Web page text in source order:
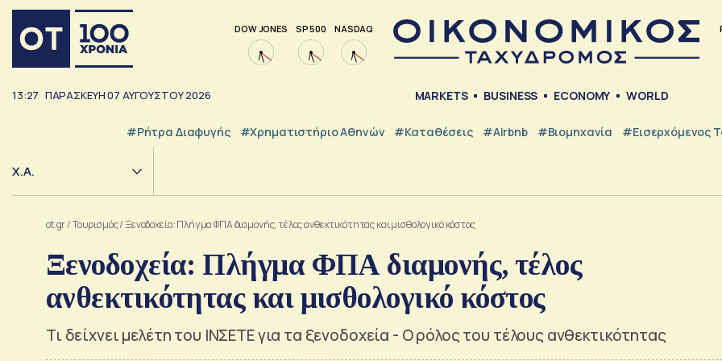
DOW JONES SP 500 NASDAQ
13:27 ΠΑΡΑΣΚΕΥΗ07 ΑΥΓΟΥΣΤΟΥ2026 MARKETS BUSINESS ECONOMY WORLD
#ρήτρα Διαφυγής #Χρηματιστήριο Αθηνών #Καταθέσεις #Airbnb #Βιομηχανία #εισερχόμενος
Χ.Α.
ot.gr/Τουρισμός/ Ξενοδοχεία: Πλήγμα ΦΠΑ διαμονής, τέλος ανθεκτικότητας και μισθολογικό κόστος
Ξενοδοχεία: Πλήγμα ΦΠΑ διαμονής, τέλος
ανθεκτικότητας και μισθολογικό κόστος
Τι δείχνει μελέτη του ΙΝΣΕΤΕ για τα ξενοδοχεία - Ο ρόλος του τέλους ανθεκτικότητας